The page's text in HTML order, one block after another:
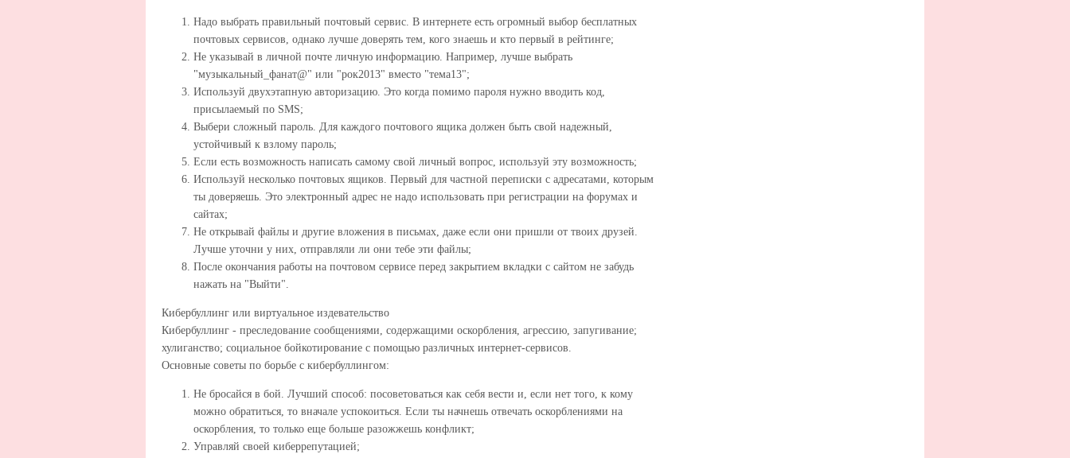
Надо выбрать правильный почтовый сервис. В интернете есть огромный выбор бесплатных
почтовых сервисов, однако лучше доверять тем, кого знаешь и кто первый в рейтинге;
Не указывай в личной почте личную информацию. Например, лучше выбрать
"музыкальный_фанат@" или "рок2013" вместо "тема13";
Используй двухэтапную авторизацию. Это когда помимо пароля нужно вводить код,
присылаемый по SMS;
Выбери сложный пароль. Для каждого почтового ящика должен быть свой надежный,
устойчивый к взлому пароль;
Если есть возможность написать самому свой личный вопрос, используй эту возможность;
Используй несколько почтовых ящиков. Первый для частной переписки с адресатами, которым
ты доверяешь. Это электронный адрес не надо использовать при регистрации на форумах и
сайтах;
Не открывай файлы и другие вложения в письмах, даже если они пришли от твоих друзей.
Лучше уточни у них, отправляли ли они тебе эти файлы;
После окончания работы на почтовом сервисе перед закрытием вкладки с сайтом не забудь
нажать на "Выйти".
Кибербуллинг или виртуальное издевательство
Кибербуллинг - преследование сообщениями, содержащими оскорбления, агрессию, запугивание;
хулиганство; социальное бойкотирование с помощью различных интернет-сервисов.
Основные советы по борьбе с кибербуллингом:
Не бросайся в бой. Лучший способ: посоветоваться как себя вести и, если нет того, к кому
можно обратиться, то вначале успокоиться. Если ты начнешь отвечать оскорблениями на
оскорбления, то только еще больше разожжешь конфликт;
Управляй своей киберрепутацией;